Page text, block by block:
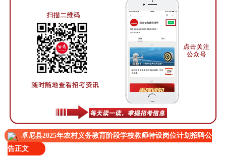
卓尼县2025年农村义务教育阶段学校教师特设岗位计划招聘公
告正文